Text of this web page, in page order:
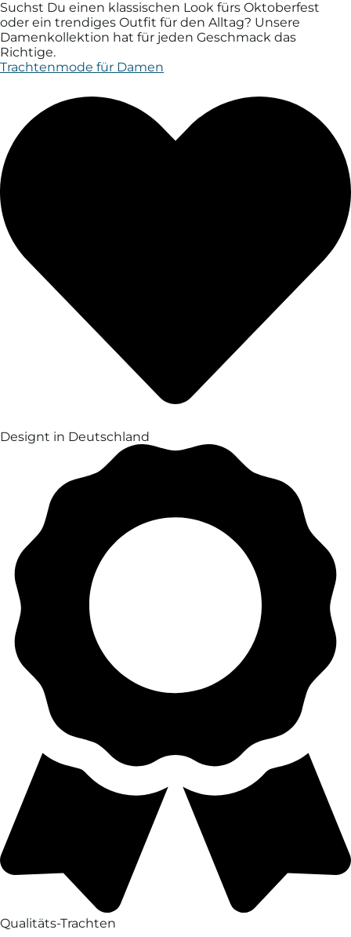
Suchst Du einen klassischen Look fürs Oktoberfest
oder ein trendiges Outfit für den Alltag? Unsere
Damenkollektion hat für jeden Geschmack das
Richtige.
Trachtenmode für Damen
Designt in Deutschland
Qualitäts-Trachten